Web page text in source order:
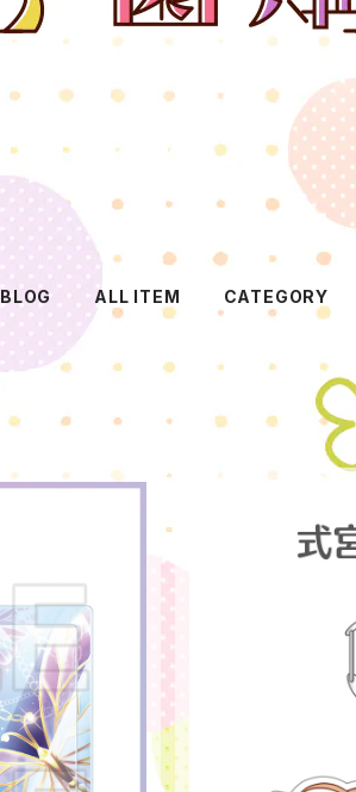
BLOG ALL ITEM CATEGORY